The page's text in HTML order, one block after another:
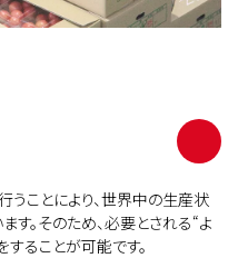
ことにより、世界中の生産状
。そのため、必要とされる“よ
ることが可能です。